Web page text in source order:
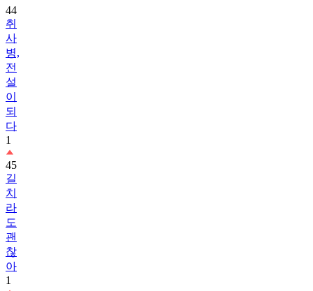
44
취
사
병,
전
설
이
되
다
1
45
길
치
라
도
괜
찮
아
1